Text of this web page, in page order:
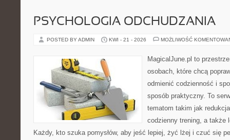
PSYCHOLOGIA ODCHUDZANIA
POSTED BY ADMIN KWI - 21 - 2026 MOŻLIWOŚĆ
MagicalJune.pl to
osobach, które chcą
odmienić codzienność i
sposób praktyczny. To
tematom takim jak
codzienny trening, a także
Każdy, kto szuka pomysłów, aby jeść lepiej, żyć lżej i czuć się